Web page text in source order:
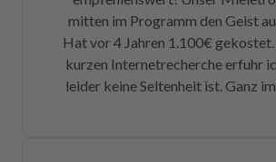
mitten im Programm den Geist
Hat vor 4 Jahren 1.100€
kurzen Internetrecherche erfuhr
leider keine Seltenheit ist. Ganz